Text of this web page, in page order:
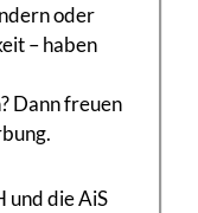
oder
– haben
Dann freuen
und die AiS